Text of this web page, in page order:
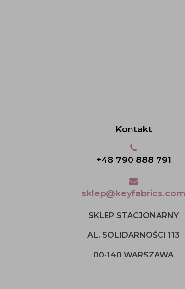
Kontakt
+48 790 888 791
sklep@keyfabrics.com
SKLEP STACJONARNY
AL. SOLIDARNOŚCI 113
00-140 WARSZAWA